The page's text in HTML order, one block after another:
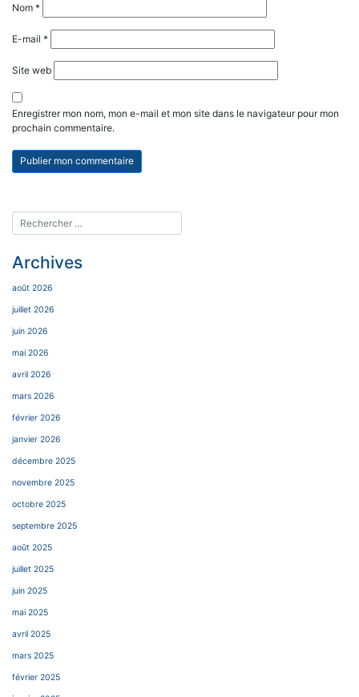
Nom *
E-mail *
Site web
Enregistrer mon nom, mon e-mail et mon site dans le navigateur pour mon
prochain commentaire.
Archives
août 2026
juillet 2026
juin 2026
mai 2026
avril 2026
mars 2026
février 2026
janvier 2026
décembre 2025
novembre 2025
octobre 2025
septembre 2025
août 2025
juillet 2025
juin 2025
mai 2025
avril 2025
mars 2025
février 2025